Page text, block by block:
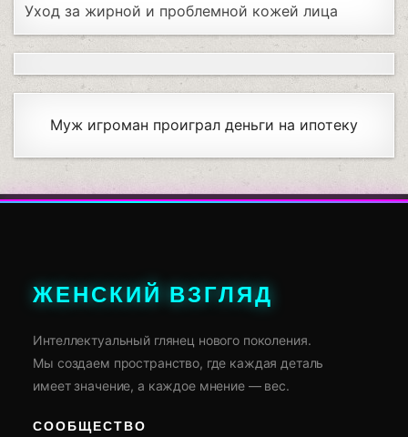
Уход за жирной и проблемной кожей лица
Муж игроман проиграл деньги на ипотеку
ЖЕНСКИЙ ВЗГЛЯД
Интеллектуальный глянец нового поколения.
Мы создаем пространство, где каждая деталь
имеет значение, а каждое мнение — вес.
СООБЩЕСТВО